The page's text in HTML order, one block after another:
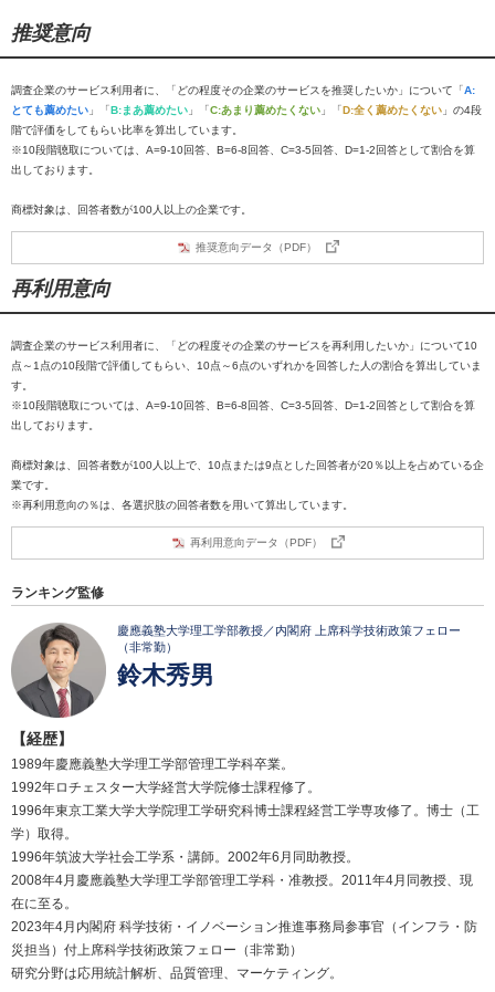
推奨意向
調査企業のサービス利用者に、「どの程度その企業のサービスを推奨したいか」について「A:
とても薦めたい 」「B:まあ薦めたい 」「C:あまり薦めたくない 」「D:全く薦めたくない 」の4段
階で評価をしてもらい比率を算出しています。
※10段階聴取については、A=9-10回答、B=6-8回答、C=3-5回答、D=1-2回答として割合を算
出しております。
商標対象は、回答者数が100人以上の企業です。
推奨意向データ（PDF）
再利用意向
調査企業のサービス利用者に、「どの程度その企業のサービスを再利用したいか」について10
点～1点の10段階で評価してもらい、10点～6点のいずれかを回答した人の割合を算出していま
す。
※10段階聴取については、A=9-10回答、B=6-8回答、C=3-5回答、D=1-2回答として割合を算
出しております。
商標対象は、回答者数が100人以上で、10点または9点とした回答者が20％以上を占めている企
業です。
※再利用意向の％は、各選択肢の回答者数を用いて算出しています。
再利用意向データ（PDF）
ランキング監修
慶應義塾大学理工学部教授／内閣府 上席科学技術政策フェロー
（非常勤）
鈴木秀男
【経歴】
1989年慶應義塾大学理工学部管理工学科卒業。
1992年ロチェスター大学経営大学院修士課程修了。
1996年東京工業大学大学院理工学研究科博士課程経営工学専攻修了。博士（工
学）取得。
1996年筑波大学社会工学系・講師。2002年6月同助教授。
2008年4月慶應義塾大学理工学部管理工学科・准教授。2011年4月同教授、現
在に至る。
2023年4月内閣府 科学技術・イノベーション推進事務局参事官（インフラ・防
災担当）付上席科学技術政策フェロー（非常勤）
研究分野は応用統計解析、品質管理、マーケティング。